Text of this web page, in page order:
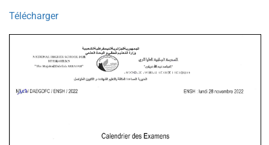
Télécharger